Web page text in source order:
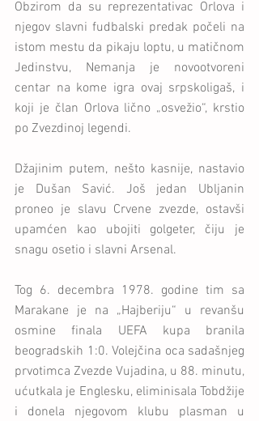
Obzirom da su reprezentativac Orlova i
njegov slavni fudbalski predak počeli na
istom mestu da pikaju loptu, u matičnom
Jedinstvu, Nemanja je novootvoreni
centar na kome igra ovaj srpskoligaš, i
koji je član Orlova lično „osvežio“, krstio
po Zvezdinoj legendi.
Džajinim putem, nešto kasnije, nastavio
je Dušan Savić. Još jedan Ubljanin
proneo je slavu Crvene zvezde, ostavši
upamćen kao ubojiti golgeter, čiju je
snagu osetio i slavni Arsenal.
Tog 6. decembra 1978. godine tim sa
Marakane je na „Hajberiju“ u revanšu
osmine finala UEFA kupa branila
beogradskih 1:0. Volejčina oca sadašnjeg
prvotimca Zvezde Vujadina, u 88. minutu,
ućutkala je Englesku, eliminisala Tobdžije
i donela njegovom klubu plasman u